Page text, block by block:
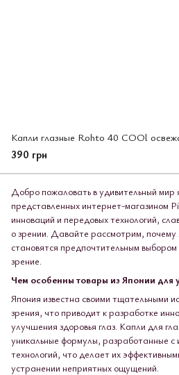
Капли глазные Rohto 40 COOl
390 грн
Добро пожаловать в удивительный мир
представленных интернет-магазином
инноваций и передовых технологий,
о зрении. Давайте рассмотрим, почему
становятся предпочтительным выбором
зрение.
Чем особенны товары из Японии для
Япония известна своими тщательными
зрения, что приводит к разработке
улучшения здоровья глаз. Капли для
уникальные формулы, разработанные с
технологий, что делает их
устранении неприятных ощущений.